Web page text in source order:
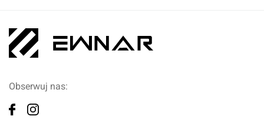
Obserwuj nas: